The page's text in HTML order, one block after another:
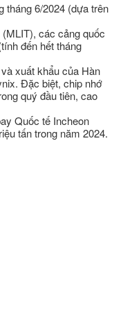
tháng 6/2024 (dựa trên
các cảng quốc
đến hết tháng
xuất khẩu của Hàn
Đặc biệt, chip nhớ
quý đầu tiên, cao
Quốc tế Incheon
tấn trong năm 2024.